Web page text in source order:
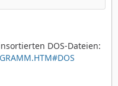
DOS-Dateien: